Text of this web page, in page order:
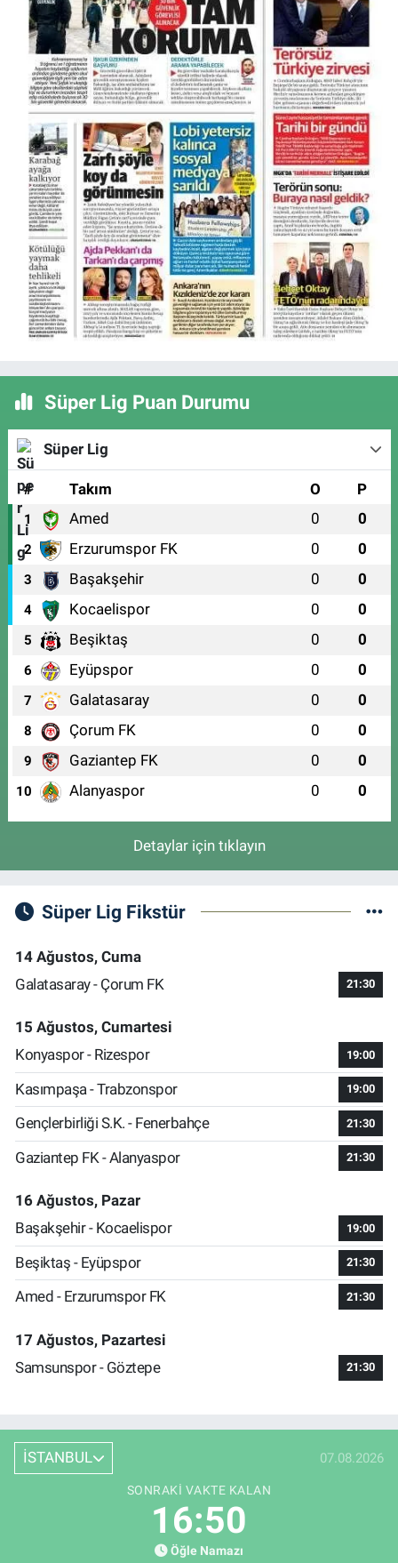
Süper Lig Puan Durumu
Süper Lig
# Takım O P
1 Amed 0 0
2 Erzurumspor FK 0 0
3 Başakşehir 0 0
4 Kocaelispor 0 0
5 Beşiktaş 0 0
6 Eyüpspor 0 0
7 Galatasaray 0 0
8 Çorum FK 0 0
9 Gaziantep FK 0 0
10 Alanyaspor 0 0
Detaylar için tıklayın
Süper Lig Fikstür
14 Ağustos, Cuma
Galatasaray - Çorum FK
21:30
15 Ağustos, Cumartesi
Konyaspor - Rizespor
19:00
Kasımpaşa - Trabzonspor 19:00
Gençlerbirliği S.K. - Fenerbahçe 21:30
Gaziantep FK - Alanyaspor 21:30
16 Ağustos, Pazar
Başakşehir - Kocaelispor
19:00
Beşiktaş - Eyüpspor 21:30
Amed - Erzurumspor FK 21:30
17 Ağustos, Pazartesi
Samsunspor - Göztepe
21:30
İSTANBUL 07.08.2026
SONRAKI VAKTE KALAN
16:49
Öğle Namazı